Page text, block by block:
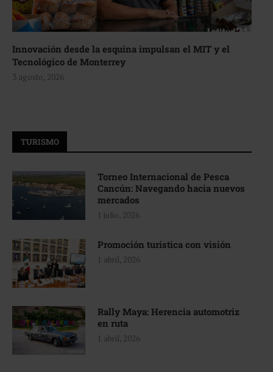
Innovación desde la esquina impulsan el MIT y el
Tecnológico de Monterrey
3 agosto, 2026
TURISMO
Torneo Internacional de Pesca
Cancún: Navegando hacia nuevos
mercados
1 julio, 2026
Promoción turística con visión
1 abril, 2026
Rally Maya: Herencia automotriz
en ruta
1 abril, 2026